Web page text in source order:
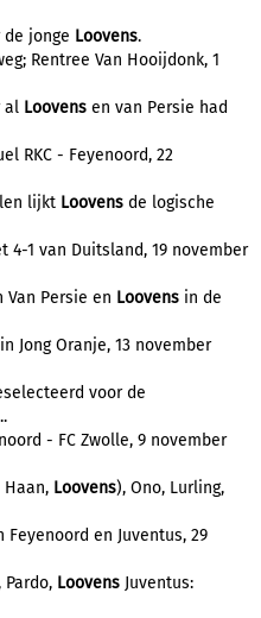
de jonge Loovens.
Rentree Van Hooijdonk, 1
al Loovens en van Persie had
RKC - Feyenoord, 22
lijkt Loovens de logische
4-1 van Duitsland, 19 november
Van Persie en Loovens in de
in Jong Oranje, 13 november
voor de
- FC Zwolle, 9 november
Haan, Loovens), Ono, Lurling,
en Juventus, 29
Pardo, Loovens Juventus: